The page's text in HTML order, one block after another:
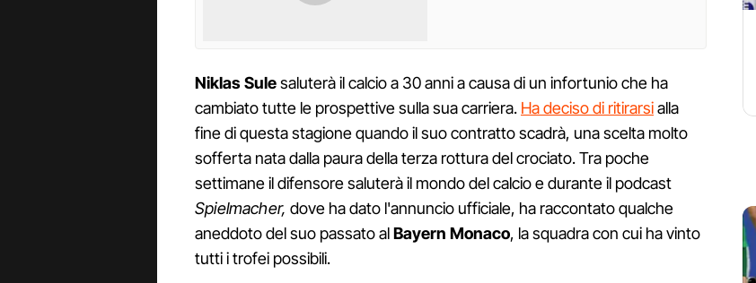
Niklas Sulesaluterà il calcio a 30 anni a causa di un infortunio che ha
cambiato tutte le prospettive sulla sua carriera. Ha deciso di ritirarsialla
fine di questa stagione quando il suo contratto scadrà, una scelta molto
sofferta nata dalla paura della terza rottura del crociato. Tra poche
settimane il difensore saluterà il mondo del calcio e durante il podcast
Spielmacher, dove ha dato l'annuncio ufficiale, ha raccontato qualche
aneddoto del suo passato alBayern Monaco, la squadra con cui ha vinto
tutti i trofei possibili.